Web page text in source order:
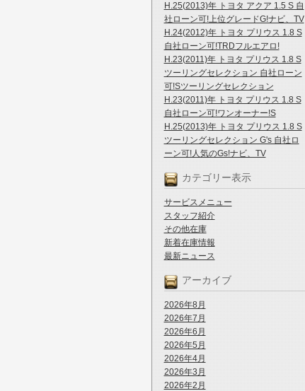
H.25(2013)年 トヨタ アクア 1.5 S 自
社ローン可!上位グレードG!ナビ、TV
H.24(2012)年 トヨタ プリウス 1.8 S
自社ローン可!TRDフルエアロ!
H.23(2011)年 トヨタ プリウス 1.8 S
ツーリングセレクション 自社ローン
可!Sツーリングセレクション
H.23(2011)年 トヨタ プリウス 1.8 S
自社ローン可!ワンオーナー!S
H.25(2013)年 トヨタ プリウス 1.8 S
ツーリングセレクション G's 自社ロ
ーン可!人気のGs!ナビ、TV
カテゴリー表示
サービスメニュー
スタッフ紹介
その他在庫
新着在庫情報
最新ニュース
アーカイブ
2026年8月
2026年7月
2026年6月
2026年5月
2026年4月
2026年3月
2026年2月